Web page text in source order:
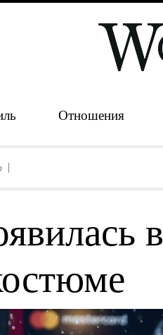
Отношения
в